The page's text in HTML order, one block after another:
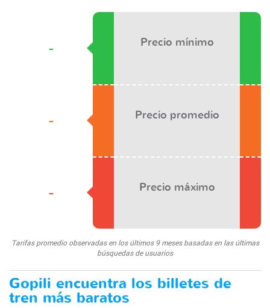
-
-
-
Precio mínimo
Precio promedio
Precio máximo
Tarifas promedio observadas en los últimos 9 meses basadas en las últimas
búsquedas de usuarios
Gopili encuentra los billetes de
tren más baratos